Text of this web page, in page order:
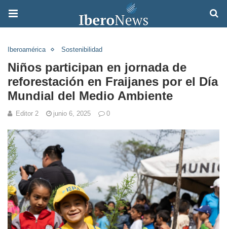
Iberoamérica Sostenibilidad
Niños participan en jornada de
reforestación en Fraijanes por el Día
Mundial del Medio Ambiente
Editor 2 junio 6, 2025 0